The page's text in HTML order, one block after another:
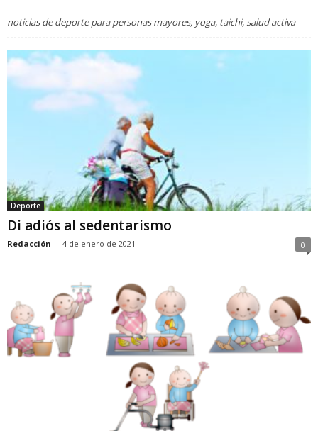
noticias de deporte para personas mayores, yoga, taichi, salud activa
Deporte
Di adiós al sedentarismo
Redacción - 4 de enero de 2021 0